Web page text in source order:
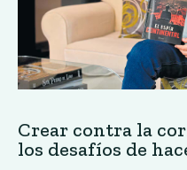
Crear contra la
los desafíos de